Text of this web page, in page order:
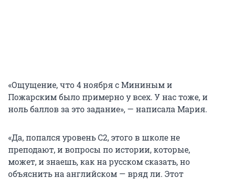
«Ощущение, что 4 ноября с Мининым и
Пожарским было примерно у всех. У нас тоже, и
ноль баллов за это задание», — написала Мария.
«Да, попался уровень С2, этого в школе не
преподают, и вопросы по истории, которые,
может, и знаешь, как на русском сказать, но
объяснить на английском — вряд ли. Этот